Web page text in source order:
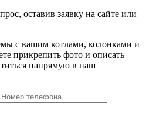
оставив заявку на сайте или
с вашим котлами, колонками и
прикрепить фото и описать
напрямую в наш